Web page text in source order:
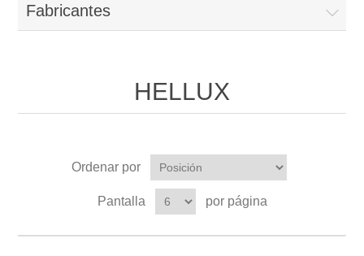
Fabricantes
HELLUX
Ordenar por
Pantalla por página